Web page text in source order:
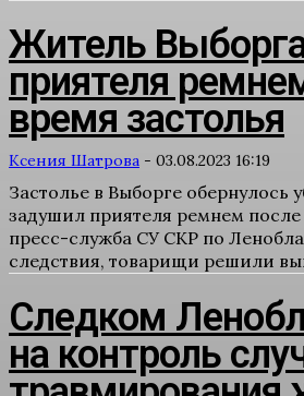
Житель
приятеля
время застолья
Ксения Шатрова - 03.08.2023 16:19
Застолье в Выборге обернулось
задушил приятеля ремнем
пресс-служба СУ СКР по
следствия, товарищи решили
Следком
на контроль